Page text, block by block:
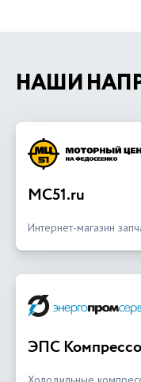
НАШИ
MC51.ru
Интернет-магазин
ЭПС